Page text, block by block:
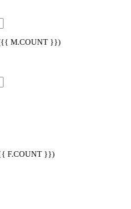
M.COUNT }})
F.COUNT }})